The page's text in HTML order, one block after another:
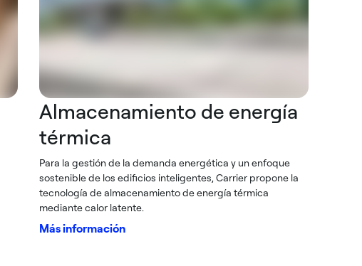
Almacenamiento de energía
térmica
Para la gestión de la demanda energética y un enfoque
sostenible de los edificios inteligentes, Carrier propone la
tecnología de almacenamiento de energía térmica
mediante calor latente.
Más información